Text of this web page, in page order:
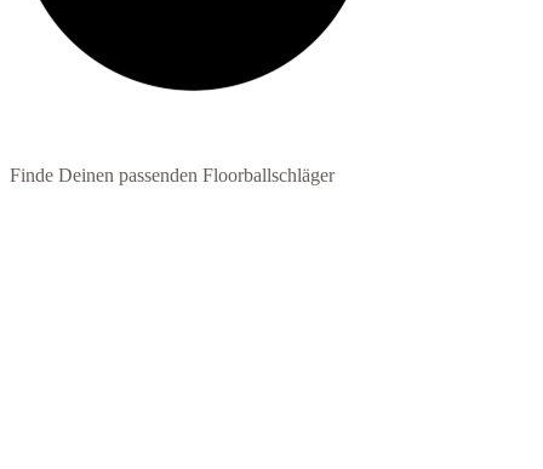
Finde Deinen passenden Floorballschläger